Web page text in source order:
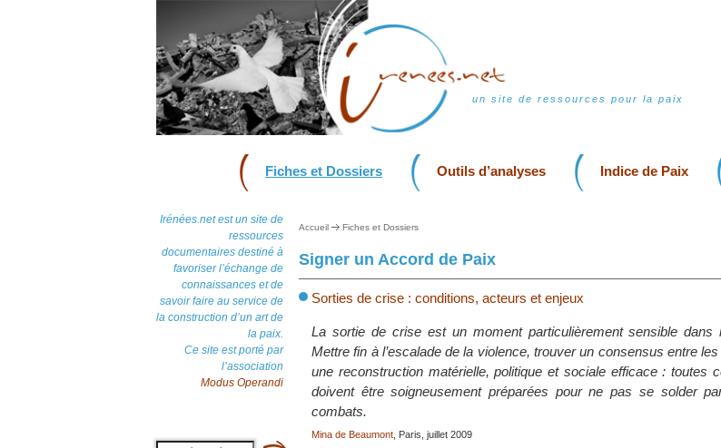
un site de ressources pour la paix
Fiches et Dossiers Outils d’analyses Indice de Paix
Irénées.net est un site de
ressources
documentaires destiné à
favoriser l’échange de
connaissances et de
savoir faire au service de
la construction d’un art de
la paix.
Ce site est porté par
l’association
Modus Operandi
Accueil Fiches et Dossiers
Signer un Accord de Paix
Sorties de crise : conditions, acteurs et enjeux
La sortie de crise est un moment particulièrement sensible dans
Mettre fin à l’escalade de la violence, trouver un consensus entre
une reconstruction matérielle, politique et sociale efficace : toutes
doivent être soigneusement préparées pour ne pas se solder
combats.
Mina de Beaumont , Paris, juillet 2009